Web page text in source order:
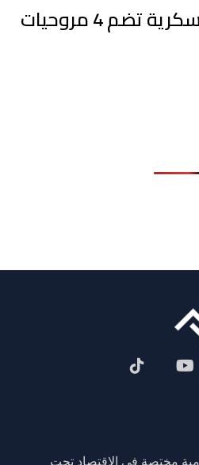
الجزائر تسلّم هبة عسكرية تضم 4 مروحيات